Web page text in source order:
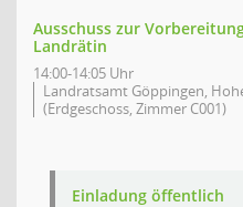
Ausschuss zur
Landrätin
14:00-14:05 Uhr
Landratsamt Göppingen,
(Erdgeschoss, Zimmer C001)
Einladung öffentlich